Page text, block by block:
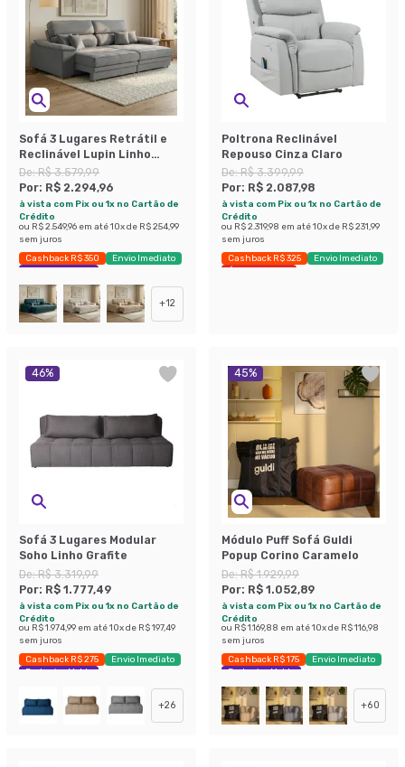
Sofá 3 Lugares Retrátil e
Reclinável Lupin Linho
Cinza 214 cm
De:R$ 3.579,99
Por: R$ 2.294,96
à vista com Pix ou 1x no Cartão de
Crédito
ou R$ 2.549,96 em até10x de R$ 254,99
sem juros
Cashback R$ 350
Envio Imediato
Exclusivo Mobly
+12
Poltrona Reclinável
Repouso Cinza Claro
De:R$ 3.399,99
Por: R$ 2.087,98
à vista com Pix ou 1x no Cartão de
Crédito
ou R$ 2.319,98 em até10x de R$ 231,99
sem juros
Cashback R$ 325
Envio Imediato
Últimas peças
46%
Sofá 3 Lugares Modular
Soho Linho Grafite
De:R$ 3.319,99
Por: R$ 1.777,49
à vista com Pix ou 1x no Cartão de
Crédito
ou R$ 1.974,99 em até10x de R$ 197,49
sem juros
Cashback R$ 275
Envio Imediato
Exclusivo Mobly
+26
45%
Módulo Puff Sofá Guldi
Popup Corino Caramelo
De:R$ 1.929,99
Por: R$ 1.052,89
à vista com Pix ou 1x no Cartão de
Crédito
ou R$ 1.169,88 em até10x de R$ 116,98
sem juros
Cashback R$ 175
Envio Imediato
Exclusivo Mobly
+60